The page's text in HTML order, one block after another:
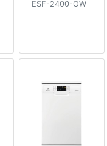
ESF-2400-OW